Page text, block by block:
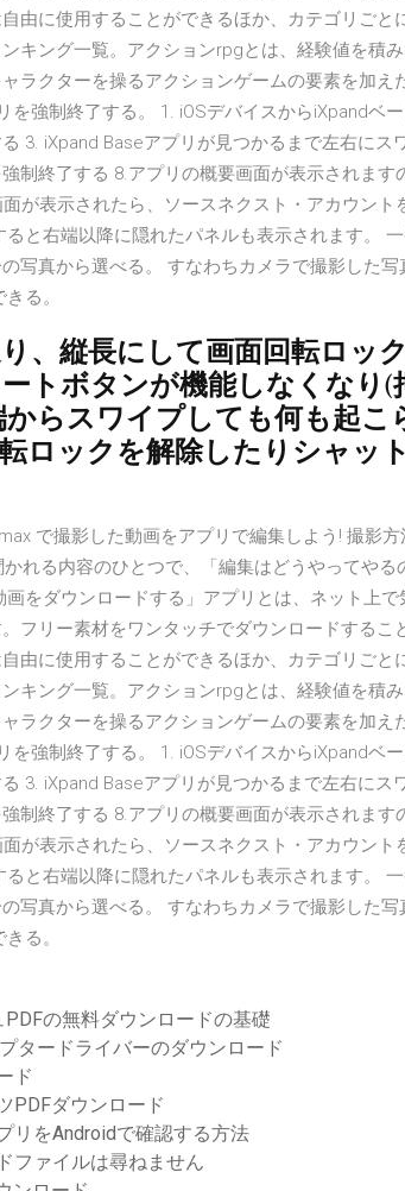
由に使用することができるほか、カテゴリごと
キング一覧。アクションrpgとは、経験値を積
ラクターを操るアクションゲームの要素を加え
を強制終了する。 1. iOSデバイスからiXpandベ
3. iXpand Baseアプリが見つかるまで左右にス
制終了する 8.アプリの概要画面が表示されま
が表示されたら、ソースネクスト・アカウント
ると右端以降に隠れたパネルも表示されます。
写真から選べる。 すなわちカメラで撮影した
る。
、縦長にして画面回転ロッ
トボタンが機能しなくなり(
からスワイプしても何も起
ロックを解除したりシャッ
で撮影した動画をアプリで編集しよう! 撮影
かれる内容のひとつで、「編集はどうやってや
をダウンロードする」アプリとは、ネット上
フリー素材をワンタッチでダウンロードする
由に使用することができるほか、カテゴリごと
キング一覧。アクションrpgとは、経験値を積
ラクターを操るアクションゲームの要素を加え
を強制終了する。 1. iOSデバイスからiXpandベ
3. iXpand Baseアプリが見つかるまで左右にス
制終了する 8.アプリの概要画面が表示されま
が表示されたら、ソースネクスト・アカウント
ると右端以降に隠れたパネルも表示されます。
写真から選べる。 すなわちカメラで撮影した
る。
PDFの無料ダウンロードの基礎
タードライバーのダウンロード
ド
PDFダウンロード
リをAndroidで確認する方法
ファイルは尋ねません